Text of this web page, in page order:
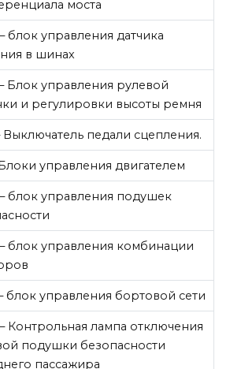
моста
блок управления датчика
в шинах
Блок управления рулевой
и регулировки высоты ремня
педали сцепления.
управления двигателем
блок управления подушек
блок управления комбинации
блок управления бортовой сети
Контрольная лампа отключения
подушки безопасности
пассажира